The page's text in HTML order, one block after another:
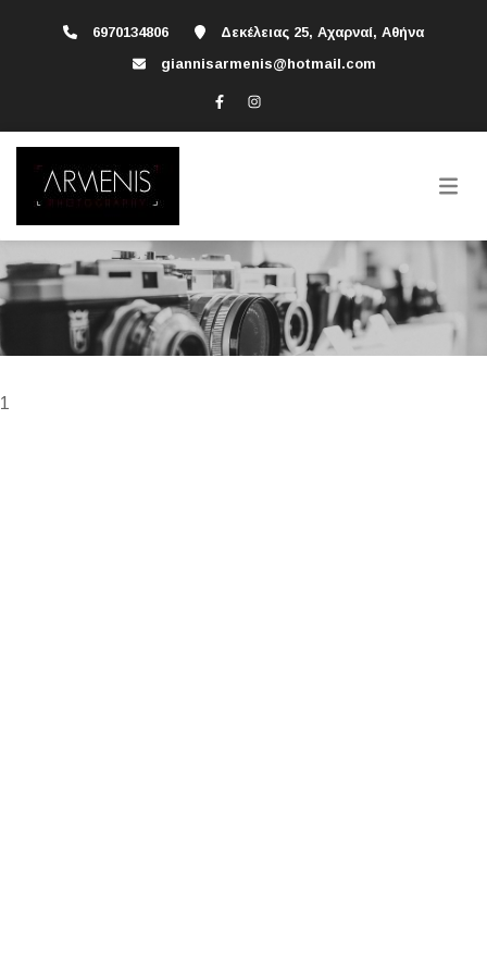
6970134806
Δεκέλειας 25, Αχαρναί, Αθήνα
giannisarmenis@hotmail.com
1